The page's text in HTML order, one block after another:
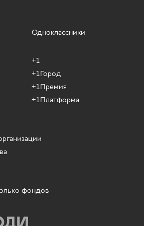
Одноклассники
+1
+1Город
+1Премия
+1Платформа
фондов